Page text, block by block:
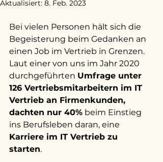
Aktualisiert: 8. Feb. 2023
Bei vielen Personen hält sich die
Begeisterung beim Gedanken an
einen Job im Vertrieb in Grenzen.
Laut einer von uns im Jahr 2020
durchgeführten Umfrage unter
126 Vertriebsmitarbeitern im IT
Vertrieb an Firmenkunden,
dachten nur 40% beim Einstieg
ins Berufsleben daran, eine
Karriere im IT Vertrieb zu
starten.